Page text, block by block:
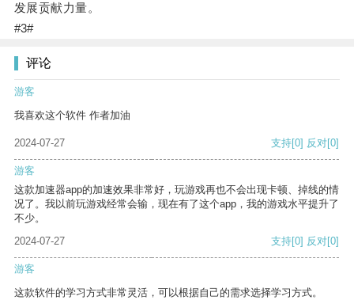
发展贡献力量。
#3#
评论
游客
我喜欢这个软件 作者加油
2024-07-27 支持[0] 反对[0]
游客
这款加速器app的加速效果非常好，玩游戏再也不会出现卡顿、掉线的情
况了。我以前玩游戏经常会输，现在有了这个app，我的游戏水平提升了
不少。
2024-07-27
支持[0] 反对[0]
游客
这款软件的学习方式非常灵活，可以根据自己的需求选择学习方式。